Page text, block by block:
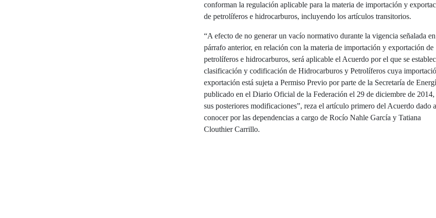
conforman la regulación aplicable para la materia de importación y
de petrolíferos e hidrocarburos, incluyendo los artículos transitorios.
“A efecto de no generar un vacío normativo durante la vigencia señalada
párrafo anterior, en relación con la materia de importación y exportación de
petrolíferos e hidrocarburos, será aplicable el Acuerdo por el que se
clasificación y codificación de Hidrocarburos y Petrolíferos cuya
exportación está sujeta a Permiso Previo por parte de la Secretaría de
publicado en el Diario Oficial de la Federación el 29 de diciembre de
sus posteriores modificaciones”, reza el artículo primero del Acuerdo dado a
conocer por las dependencias a cargo de Rocío Nahle García y Tatiana
Clouthier Carrillo.